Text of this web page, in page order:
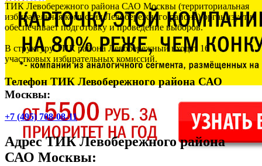
ТИК Левобережного района САО Москвы (территориальная
избирательная комиссия Левобережного района) организует и
обеспечивает подготовку и проведение выборов.
В структуру ТИК района Левобережный входят 16
участковых избирательных комиссий.
Телефон ТИК Левобережного района САО
Москвы:
+7 (495) 708-08-11
АдресТИК Левобережного района
САО Москвы: